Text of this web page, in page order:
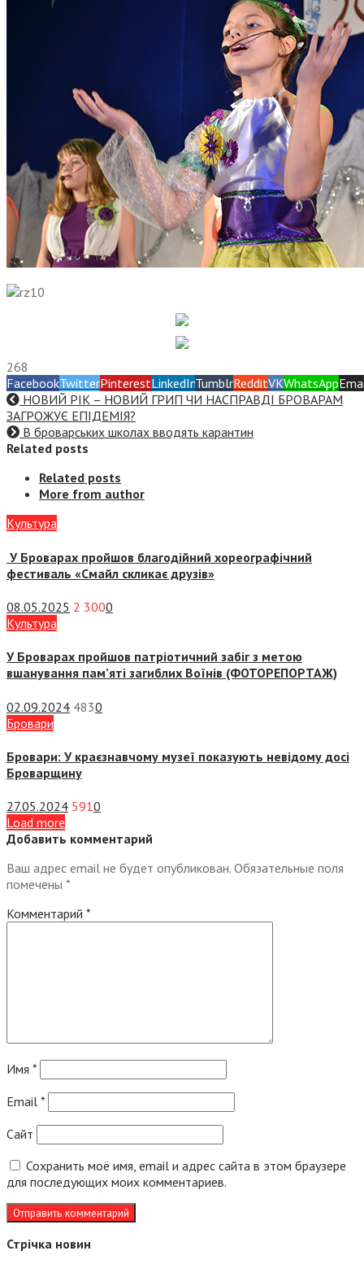
268
FacebookTwitterPinterestLinkedInTumblrRedditVKWhatsApp
НОВИЙ РІК – НОВИЙ ГРИП ЧИ НАСПРАВДІ БРОВАРАМ
ЗАГРОЖУЄ ЕПІДЕМІЯ?
В броварських школах вводять карантин
Related posts
Related posts
More from author
Культура
У Броварах пройшов благодійний хореографічний
фестиваль «Смайл скликає друзів»
08.05.2025 2 3000
Культура
У Броварах пройшов патріотичний забіг з метою
вшанування пам’яті загиблих Воїнів (ФОТОРЕПОРТАЖ)
02.09.2024 4830
Бровари
Бровари: У краєзнавчому музеї показують невідому досі
Броварщину
27.05.2024 5910
Load more
Добавить комментарий
Ваш адрес email не будет опубликован. Обязательные поля
помечены *
Комментарий *
Имя *
Email *
Сайт
Сохранить моё имя, email и адрес сайта в этом браузере
для последующих моих комментариев.
Стрічка новин